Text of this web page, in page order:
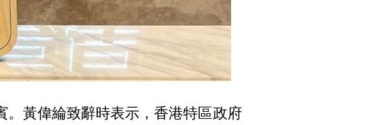
。黃偉綸致辭時表示，香港特區政府